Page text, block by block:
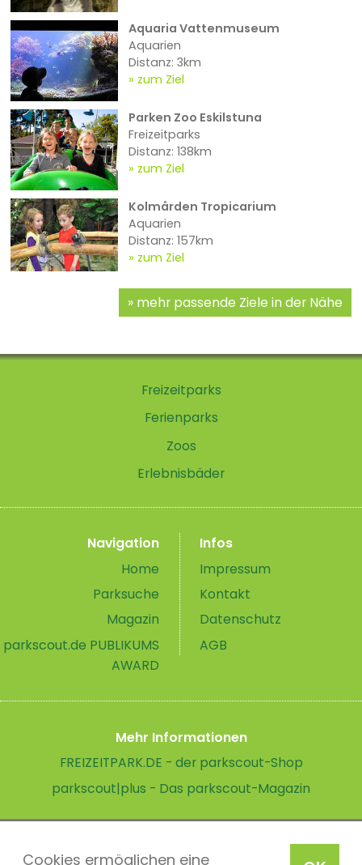
Cookies ermöglichen eine
Aquaria Vattenmuseum
Aquarien
Distanz: 3km
zum Ziel
Parken Zoo Eskilstuna
Freizeitparks
Distanz: 138km
zum Ziel
Kolmården Tropicarium
Aquarien
Distanz: 157km
zum Ziel
mehr passende Ziele in der Nähe
Freizeitparks
Ferienparks
Zoos
Erlebnisbäder
Navigation
Home
Parksuche
Magazin
parkscout.de PUBLIKUMS
AWARD
Infos
Impressum
Kontakt
Datenschutz
AGB
Mehr Informationen
FREIZEITPARK.DE - der parkscout-Shop
parkscout|plus - Das parkscout-Magazin